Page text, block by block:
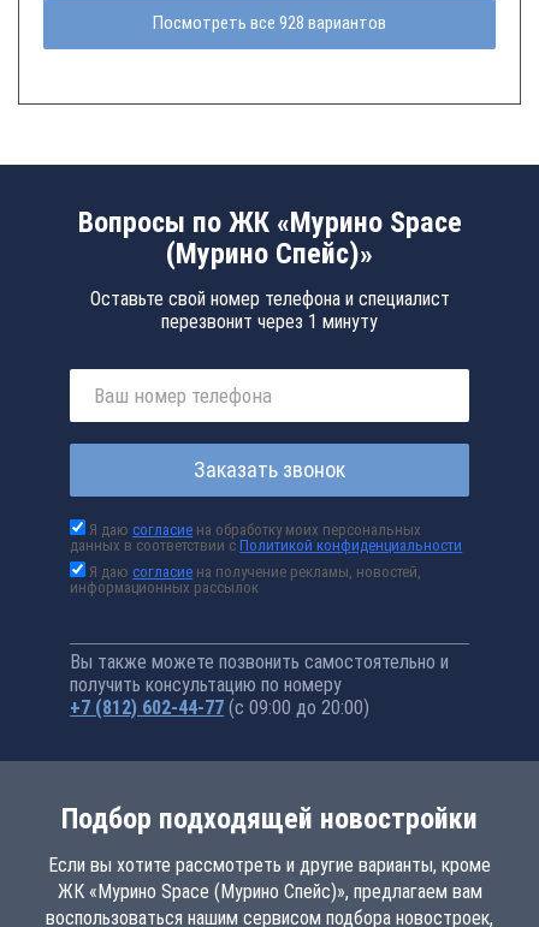
Посмотреть все 928 вариантов
Вопросы по ЖК «Мурино Space
(Мурино Спейс)»
Оставьте свой номер телефона и специалист
перезвонит через 1 минуту
Заказать звонок
Я даюсогласие на обработку моих персональных
данных в соответствии сПолитикой конфиденциальности
Я даюсогласие на получение рекламы, новостей,
информационных рассылок
Вы также можете позвонить самостоятельно и
получить консультацию по номеру
+7 (812) 602-44-77 (с 09:00 до 20:00)
Подбор подходящей новостройки
Если вы хотите рассмотреть и другие варианты, кроме
ЖК «Мурино Space (Мурино Спейс)», предлагаем вам
воспользоваться нашим сервисом подбора новостроек,